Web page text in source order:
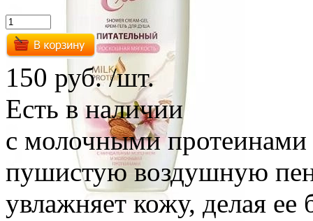
150 руб./шт.
Есть в наличии
с молочными
пушистую воздушную
увлажняет кожу, делая ее